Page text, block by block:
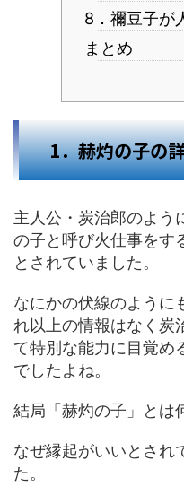
8．禰豆子が
まとめ
1．赫灼の子の
主人公・炭治郎のよう
の子と呼び火仕事をす
とされていました。
なにかの伏線のように
れ以上の情報はなく炭
て特別な能力に目覚め
でしたよね。
結局「赫灼の子」とは
なぜ縁起がいいとされ
た。